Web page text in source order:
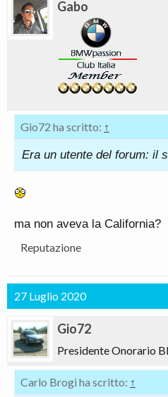
Parliamo di un auto che
circa.....
lo 0-100 non permenuto. Il
si fermava a un 2. qualcosa
LA trazione 4WD e gli oltre
troppo bene.
A breve JOE integrera'
Gabo
Gio72 ha scritto: ↑
Era un utente del forum: il
ma non aveva la California?
Reputazione
27 Luglio 2020
Gio72
Presidente Onorario
Carlo Brogi ha scritto: ↑